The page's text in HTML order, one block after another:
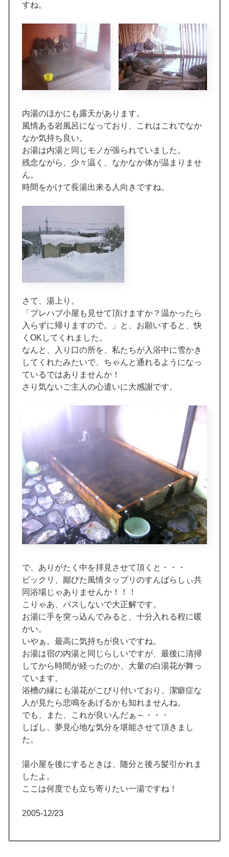
すね。
内湯のほかにも露天があります。
風情ある岩風呂になっており、これはこれでなか
なか気持ち良い。
お湯は内湯と同じモノが張られていました。
残念ながら、少々温く、なかなか体が温まりませ
ん。
時間をかけて長湯出来る人向きですね。
さて、湯上り。
「プレハブ小屋も見せて頂けますか？温かったら
入らずに帰りますので。」と、お願いすると、快
くOKしてくれました。
なんと、入り口の所を、私たちが入浴中に雪かき
してくれたみたいで、ちゃんと通れるようになっ
ているではありませんか！
さり気ないご主人の心遣いに大感謝です。
で、ありがたく中を拝見させて頂くと・・・
ビックリ、鄙びた風情タップリのすんばらしぃ共
同浴場じゃありませんか！！！
こりゃあ、パスしないで大正解です。
お湯に手を突っ込んでみると、十分入れる程に暖
かい。
いやぁ。最高に気持ちが良いですね。
お湯は宿の内湯と同じらしいですが、最後に清掃
してから時間が経ったのか、大量の白湯花が舞っ
ています。
浴槽の縁にも湯花がこびり付いており、潔癖症な
人が見たら悲鳴をあげるかも知れませんね。
でも、また、これが良いんだぁ～・・・
しばし、夢見心地な気分を堪能させて頂きまし
た。
湯小屋を後にするときは、随分と後ろ髪引かれま
したよ。
ここは何度でも立ち寄りたい一湯ですね！
2005-12/23